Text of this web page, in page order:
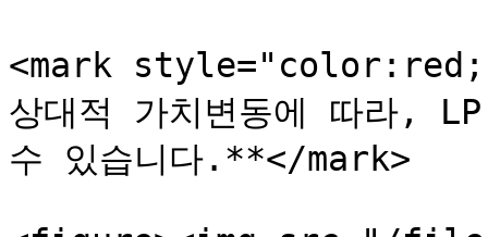
<mark
상대적 가치변동에 따라,
수 있습니다.**</mark>